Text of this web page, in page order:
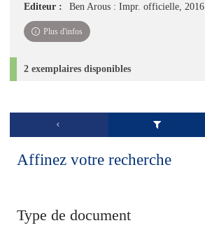
Editeur : Ben Arous : Impr. officielle, 2016
Plus d'infos
2 exemplaires disponibles
Affinez votre recherche
Type de document